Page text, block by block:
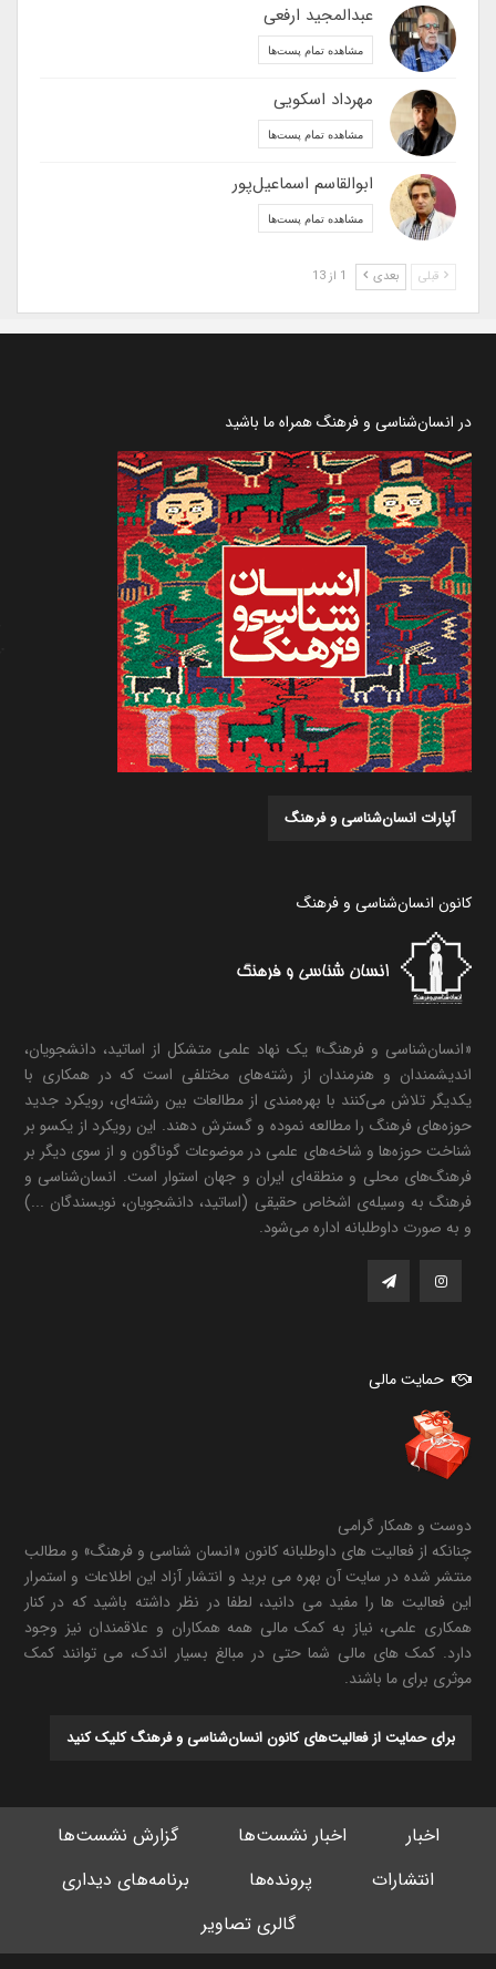
عبدالمجید ارفعی
مشاهده تمام پست‌ها
مهرداد اسکویی
مشاهده تمام پست‌ها
ابوالقاسم اسماعیل‌پور
مشاهده تمام پست‌ها
قبلی بعدی
در انسان‌شناسی و فرهنگ همراه ما باشید
آپارات انسان‌شناسی و فرهنگ
کانون انسان‌شناسی و فرهنگ
«انسان‌شناسی و فرهنگ» یک نهاد علمی متشکل از اساتید، دانشجویان،
اندیشمندان و هنرمندان از رشته‌های مختلفی است که در همکاری با
یکدیگر تلاش می‌کنند با بهره‌مندی از مطالعات بین رشته‌ای، رویکرد جدید
حوزه‌های فرهنگ را مطالعه نموده و گسترش دهند. این رویکرد از یکسو بر
شناخت حوزه‌ها و شاخه‌های علمی در موضوعات گوناگون و از سوی دیگر بر
فرهنگ‌های محلی و منطقه‌ای ایران و جهان استوار است. انسان‌شناسی و
فرهنگ به وسیله‌ی اشخاص حقیقی (اساتید، دانشجویان، نویسندگان ...)
و به صورت داوطلبانه اداره می‌شود.
حمایت مالی
دوست و همکار گرامی
چنانکه از فعالیت های داوطلبانه کانون «انسان شناسی و فرهنگ» و مطالب
منتشر شده در سایت آن بهره می برید و انتشار آزاد این اطلاعات و استمرار
این فعالیت ها را مفید می دانید، لطفا در نظر داشته باشید که در کنار
همکاری علمی، نیاز به کمک مالی همه همکاران و علاقمندان نیز وجود
دارد. کمک های مالی شما حتی در مبالغ بسیار اندک، می توانند کمک
موثری برای ما باشند.
برای حمایت از فعالیت‌های کانون انسان‌شناسی و فرهنگ کلیک کنید
اخبار اخبار نشست‌ها
گزارش نشست‌ها
انتشارات
پرونده‌ها
برنامه‌های دیداری
گالری تصاویر